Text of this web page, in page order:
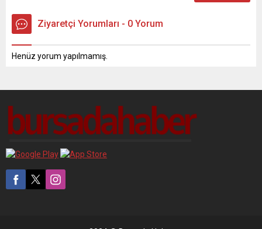
Ziyaretçi Yorumları - 0 Yorum
Henüz yorum yapılmamış.